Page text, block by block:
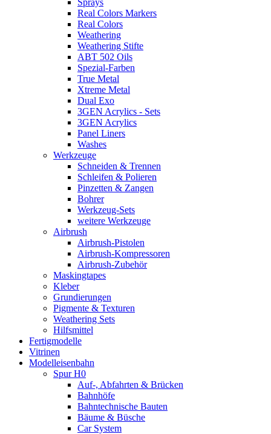
Sprays
Real Colors Markers
Real Colors
Weathering
Weathering Stifte
ABT 502 Oils
Spezial-Farben
True Metal
Xtreme Metal
Dual Exo
3GEN Acrylics - Sets
3GEN Acrylics
Panel Liners
Washes
Werkzeuge
Schneiden & Trennen
Schleifen & Polieren
Pinzetten & Zangen
Bohrer
Werkzeug-Sets
weitere Werkzeuge
Airbrush
Airbrush-Pistolen
Airbrush-Kompressoren
Airbrush-Zubehör
Maskingtapes
Kleber
Grundierungen
Pigmente & Texturen
Weathering Sets
Hilfsmittel
Fertigmodelle
Vitrinen
Modelleisenbahn
Spur H0
Auf-, Abfahrten & Brücken
Bahnhöfe
Bahntechnische Bauten
Bäume & Büsche
Car System